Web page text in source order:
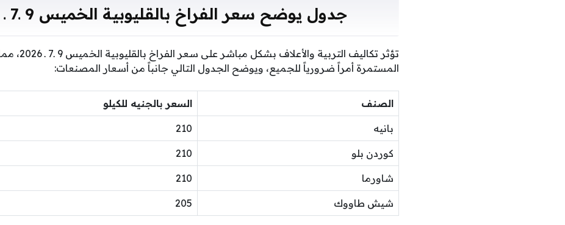
جدول يوضح سعر الفراخ بالقليوبية الخميس 9 ـ7 ـ 2026
تؤثر تكاليف التربية
المستمرة أمراً ضرورياً للجميع، ويوضح الجدول التالي جانباً من أسعار المصنعات:
الصنف السعر بالجنيه للكيلو
بانيه 210
كوردن بلو 210
شاورما 210
شيش طاووك 205